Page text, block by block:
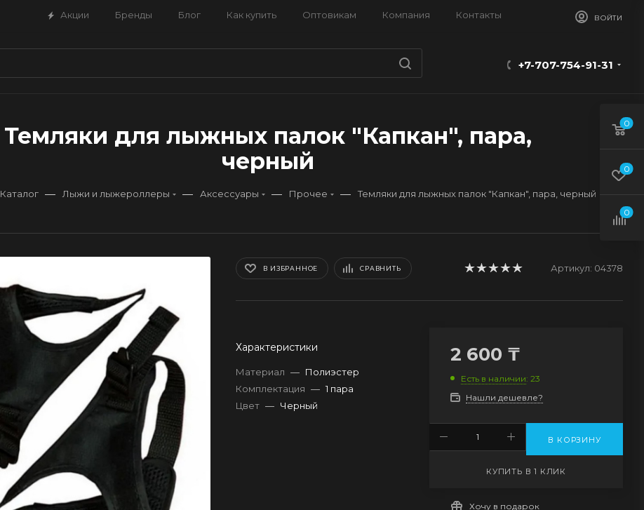
Акции Бренды Блог Как купить Оптовикам Компания Контакты ВОЙТИ
+7-707-754-91-31
Темляки для лыжных палок "Капкан", пара,
черный
Каталог — Лыжи и лыжероллеры — Аксессуары — Прочее — Темляки для лыжных палок "Капкан", пара, черный
В ИЗБРАННОЕ СРАВНИТЬ Артикул: 04378
Характеристики
Материал — Полиэстер
Комплектация — 1 пара
Цвет — Черный
2 600 ₸
Есть в наличии: 23
Нашли дешевле?
В КОРЗИНУ
КУПИТЬ В 1 КЛИК
Хочу в подарок
0
0
0